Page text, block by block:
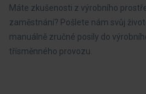
Máte zkušenosti z výrobního
zaměstnání? Pošlete nám svůj
manuálně zručné posily do
třísměnného provozu.